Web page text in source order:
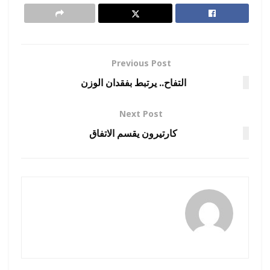
Previous Post
التفاح.. يرتبط بفقدان الوزن
Next Post
كارتيرون يقسم الاتفاق